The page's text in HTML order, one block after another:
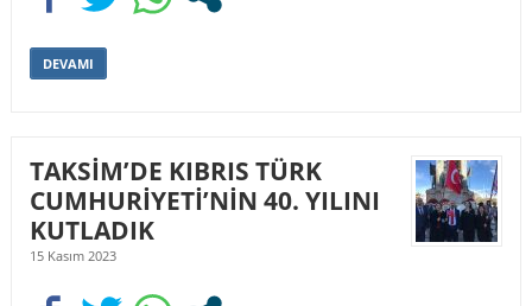
DEVAMI
TAKSİM’DE KIBRIS TÜRK
CUMHURİYETİ’NİN 40. YILINI
KUTLADIK
15 Kasım 2023